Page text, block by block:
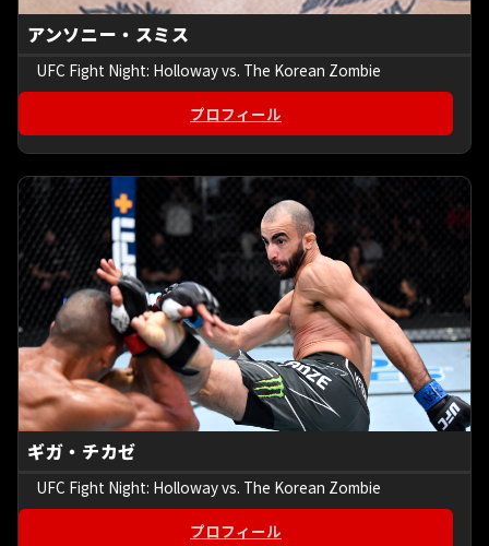
アンソニー・スミス
UFC Fight Night: Holloway vs. The Korean Zombie
プロフィール
ギガ・チカゼ
UFC Fight Night: Holloway vs. The Korean Zombie
プロフィール